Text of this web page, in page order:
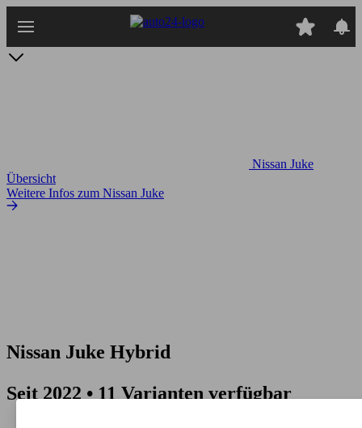
Hauptinhalt
Nissan Juke
Übersicht
Weitere Infos zum Nissan Juke
Nissan Juke Hybrid
Seit 2022 • 11 Varianten verfügbar